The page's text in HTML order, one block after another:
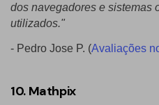
dos navegadores e sistemas
utilizados."
- Pedro Jose P. (Avaliações
10. Mathpix